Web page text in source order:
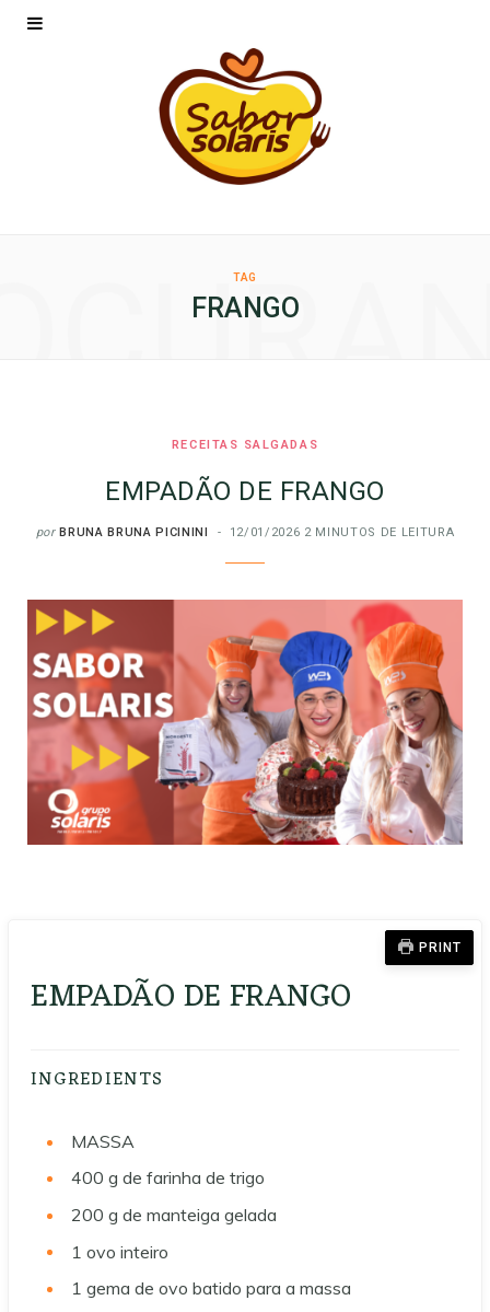
TAG
FRANGO
RECEITAS SALGADAS
EMPADÃO DE FRANGO
por BRUNA BRUNA PICININI 12/01/2026 2 MINUTOS DE LEITURA
PRINT
EMPADÃO DE FRANGO
INGREDIENTS
MASSA
400 g de farinha de trigo
200 g de manteiga gelada
1 ovo inteiro
1 gema de ovo batido para a massa